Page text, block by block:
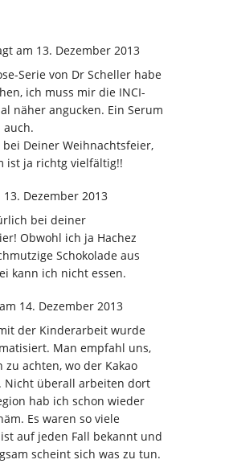
am 13. Dezember 2013
Serie von Dr Scheller habe
ich muss mir die INCI-
näher angucken. Ein Serum
auch.
bei Deiner Weihnachtsfeier,
ist ja richtg vielfältig!!
13. Dezember 2013
bei deiner
Obwohl ich ja Hachez
Schokolade aus
kann ich nicht essen.
am 14. Dezember 2013
der Kinderarbeit wurde
Man empfahl uns,
zu achten, wo der Kakao
Nicht überall arbeiten dort
hab ich schon wieder
Es waren so viele
auf jeden Fall bekannt und
scheint sich was zu tun.